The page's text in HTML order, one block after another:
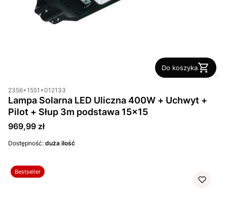
Do koszyka
2356+1551+012133
Lampa Solarna LED Uliczna 400W + Uchwyt +
Pilot + Słup 3m podstawa 15x15
Cena
969,99 zł
Dostępność: duża ilość
Bestseller